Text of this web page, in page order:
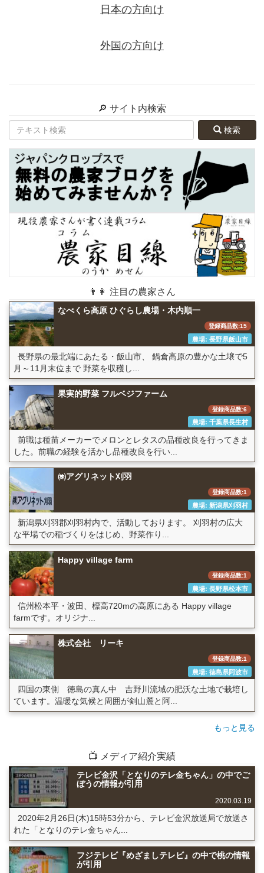
日本の方向け
外国の方向け
🔎 サイト内検索
検索
👨👩 注目の農家さん
なべくら高原 ひぐらし農場・木内順一
登録商品数:15
農場: 長野県飯山市
長野県の最北端にあたる・飯山市、 鍋倉高原の豊かな土壌で5
月～11月末位まで 野菜を収穫し...
果実的野菜 フルベジファーム
登録商品数:6
農場: 千葉県長生村
前職は種苗メーカーでメロンとレタスの品種改良を行ってきま
した。前職の経験を活かし品種改良を行い...
㈱アグリネット刈羽
登録商品数:1
農場: 新潟県刈羽村
新潟県刈羽郡刈羽村内で、活動しております。 刈羽村の広大
な平場での稲づくりをはじめ、野菜作り...
Happy village farm
登録商品数:1
農場: 長野県松本市
信州松本平・波田、標高720mの高原にある Happy village
farmです。オリジナ...
株式会社 リーキ
登録商品数:1
農場: 徳島県阿波市
四国の東側 徳島の真ん中 吉野川流域の肥沃な土地で栽培し
ています。温暖な気候と周囲が剣山麓と阿...
もっと見る
📺 メディア紹介実績
テレビ金沢「となりのテレ金ちゃん」の中でご
ぼうの情報が引用
2020.03.19
2020年2月26日(木)15時53分から、テレビ金沢放送局で放送さ
れた「となりのテレ金ちゃん...
フジテレビ『めざましテレビ』の中で桃の情報
が引用